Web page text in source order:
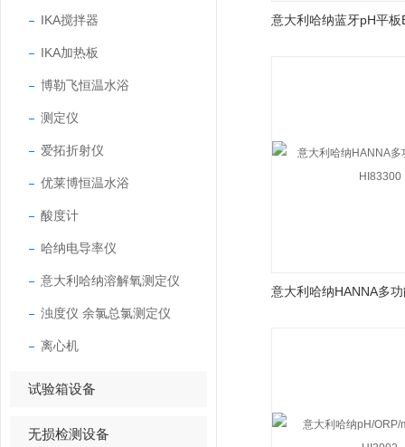
IKA搅拌器
IKA加热板
博勒飞恒温水浴
测定仪
爱拓折射仪
优莱博恒温水浴
酸度计
哈纳电导率仪
意大利哈纳溶解氧测定仪
浊度仪 余氯总氯测定仪
离心机
试验箱设备
无损检测设备